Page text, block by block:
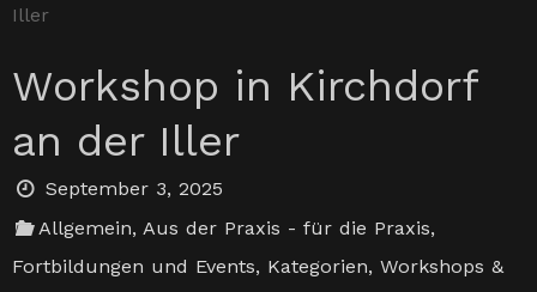
Iller
Workshop in Kirchdorf
an der Iller
September 3, 2025
Allgemein,Aus der Praxis - für die Praxis,
Fortbildungen und Events, Kategorien, Workshops &